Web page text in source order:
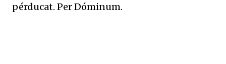
pérducat. Per Dóminum.